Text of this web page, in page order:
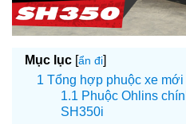
Mục lục [ẩn đi]
Tổng hợp phuộc xe
Phuộc Ohlins
SH350i